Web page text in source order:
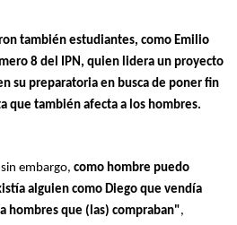
también estudiantes, como Emilio
8 del IPN, quien lidera un proyecto
su preparatoria en busca de poner fin
que también afecta a los hombres.
embargo, como hombre puedo
alguien como Diego que vendía
hombres que (las) compraban",